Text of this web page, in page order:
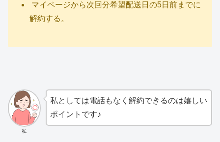
マイページから次回分希望配送日の5日前までに
解約する。
私
私としては電話もなく解約できるのは嬉しい
ポイントです♪